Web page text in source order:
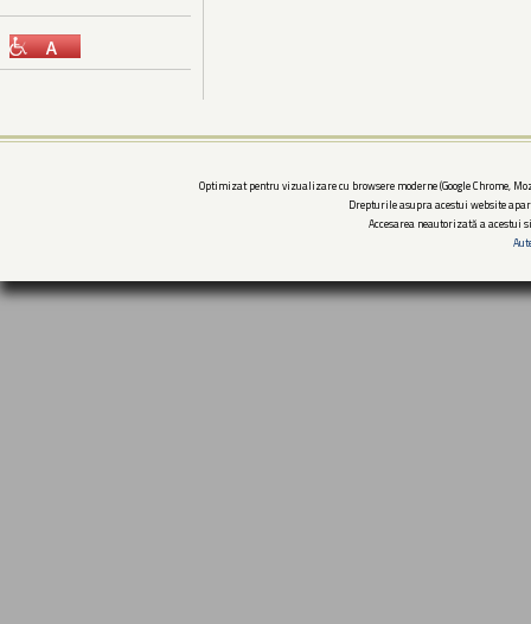
Optimizat pentru vizualizare cu browsere moderne (Google Chrome,
Drepturile asupra acestui website
Accesarea neautorizată a acestui